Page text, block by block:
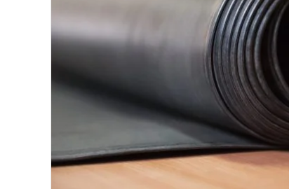
Набивки сальниковые
Композитные материалы Resimac